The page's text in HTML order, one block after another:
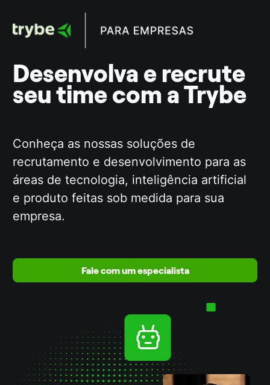
Desenvolva e recrute
seu time com a Trybe
Conheça as nossas soluções de
recrutamento e desenvolvimento para as
áreas de tecnologia, inteligência artificial
e produto feitas sob medida para sua
empresa.
Fale com um especialista